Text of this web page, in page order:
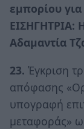
εμπορίου
ΕΙΣΗΓΗΤΡΙΑ:
Αδαμαντία
23. Έγκριση
απόφασης
υπογραφή
μεταφοράς»